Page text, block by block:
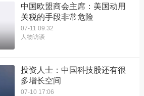
中国欧盟商会主席：美国动用
关税的手段非常危险
07-11 09:32
人物访谈
投资人士：中国科技股还有很
多增长空间
07-10 17:06